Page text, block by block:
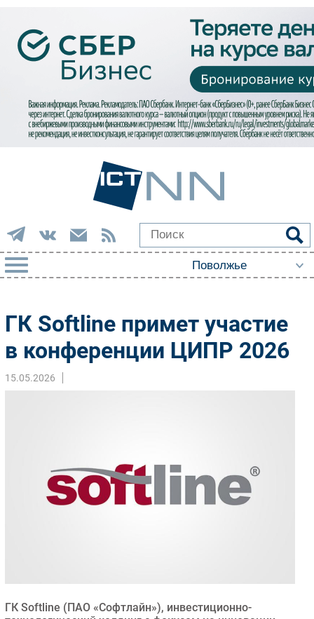
Импорто­замещение
Автоматизация Промышленности
Интернет
Мобильная связь
Маркетинг
Торговые сети
Оборудование
Регулирование
Финансы
ГК Softline примет участие
в конференции ЦИПР 2026
15.05.2026
ГК Softline (ПАО «Софтлайн»), инвестиционно-